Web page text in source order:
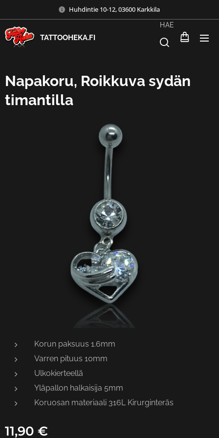
Huhdintie 10-12, 03600 Karkkila
TATTOOHEKA.FI
HAE
Napakoru, Roikkuva sydän
timantilla
Korun paksuus 1.6mm
Varren pituus 10mm
Ulkokierteellä
Yläpallon halkaisija 5mm
Koruosan materiaali 316L Kirurginteräs
11,90 €